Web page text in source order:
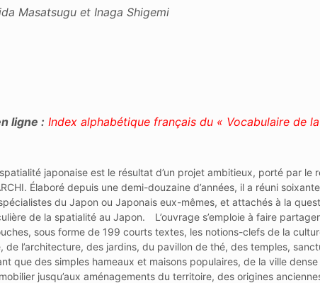
Masatsugu et Inaga Shigemi
ligne : Index alphabétique français du « Vocabulaire de la
japonaise est le résultat d’un projet ambitieux, porté par le
Élaboré depuis une demi-douzaine d’années, il a réuni
du Japon ou Japonais eux-mêmes, et attachés à la
de la spatialité au Japon. L’ouvrage s’emploie à faire
sous forme de 199 courts textes, les notions-clefs de la
de l’architecture, des jardins, du pavillon de thé, des temples,
que des simples hameaux et maisons populaires, de la ville
jusqu’aux aménagements du territoire, des origines